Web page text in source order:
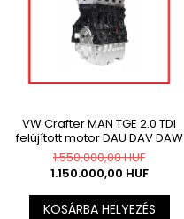
VW Crafter MAN TGE 2.0 TDI
felújított motor DAU DAV DAW
1.550.000,00 HUF
1.150.000,00 HUF
KOSÁRBA HELYEZÉS